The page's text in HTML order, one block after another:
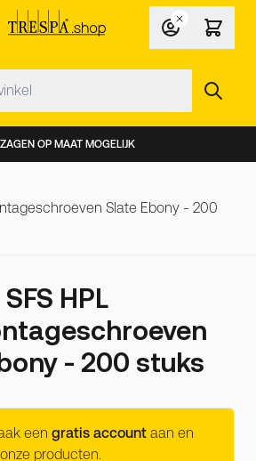
ZAGEN OP MAAT MOGELIJK
Slate Ebony - 200
SFS HPL
- 200 stuks
een gratis account aan en
producten.